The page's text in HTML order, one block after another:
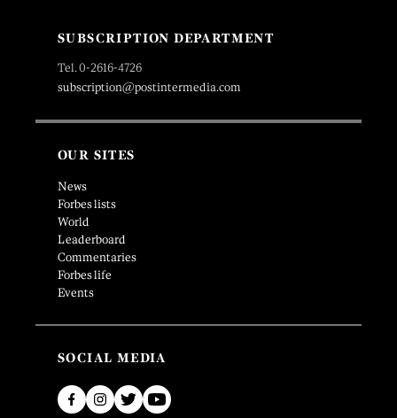
SUBSCRIPTION DEPARTMENT
Tel. 0-2616-4726
subscription@postintermedia.com
OUR SITES
News
Forbes lists
World
Leaderboard
Commentaries
Forbes life
Events
SOCIAL MEDIA